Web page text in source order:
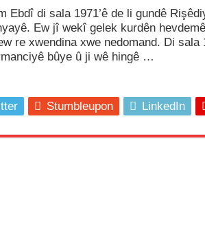
Ebdî di sala 1971’ê de li gundê
Ew jî wekî gelek kurdên
re xwendina xwe nedomand. Di sala
bûye û ji wê hingê …
Stumbleupon LinkedIn